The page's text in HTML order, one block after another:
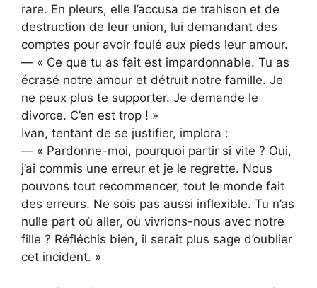
rare. En pleurs, elle l’accusa de trahison et de
destruction de leur union, lui demandant des
comptes pour avoir foulé aux pieds leur amour.
— « Ce que tu as fait est impardonnable. Tu as
écrasé notre amour et détruit notre famille. Je
ne peux plus te supporter. Je demande le
divorce. C’en est trop ! »
Ivan, tentant de se justifier, implora :
— « Pardonne-moi, pourquoi partir si vite ? Oui,
j’ai commis une erreur et je le regrette. Nous
pouvons tout recommencer, tout le monde fait
des erreurs. Ne sois pas aussi inflexible. Tu n’as
nulle part où aller, où vivrions-nous avec notre
fille ? Réfléchis bien, il serait plus sage d’oublier
cet incident. »